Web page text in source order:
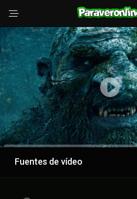
Anuncio
Fuentes de vídeo